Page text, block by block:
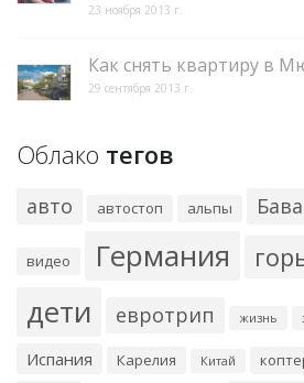
23 ноября 2013 г.
Как снять квартиру в
29 сентября 2013 г.
Облако тегов
авто автостоп альпы
видео Германия
дети евротрип жизнь
Испания Карелия Китай